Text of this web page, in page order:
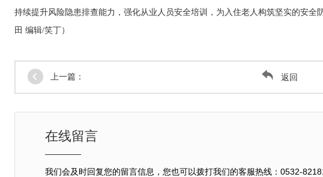
持续提升风险隐患排查能力，强化从业人员安全培训，为入住老人构筑坚实的安
田 编辑/笑丁）
上一篇： 返回
在线留言
我们会及时回复您的留言信息，您也可以拨打我们的客服热线：0532-